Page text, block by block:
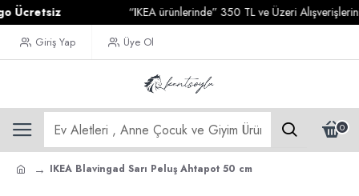
“IKEA ürünlerinde” 350 TL ve Üzeri Alışverişlerinizde
Giriş Yap Üye Ol
0
IKEA Blavingad Sarı Peluş Ahtapot 50 cm